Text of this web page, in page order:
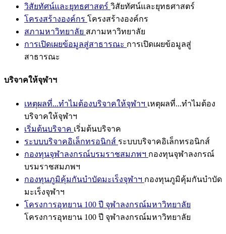
วิสัยทัศน์และยุทธศาสตร์ วิสัยทัศน์และยุทธศาสตร์
โครงสร้างองค์กร โครงสร้างองค์กร
สภามหาวิทยาลัย สภามหาวิทยาลัย
การเปิดเผยข้อมูลสู่สาธารณะ การเปิดเผยข้อมูลสู่
สาธารณะ
บริจาคให้จุฬาฯ
เหตุผลที่...ทำไมต้องบริจาคให้จุฬาฯ เหตุผลที่...ทำไมต้อง
บริจาคให้จุฬาฯ
เริ่มต้นบริจาค เริ่มต้นบริจาค
ระบบบริจาคอิเล็กทรอนิกส์ ระบบบริจาคอิเล็กทรอนิกส์
กองทุนจุฬาลงกรณ์บรมราชสมภพฯ กองทุนจุฬาลงกรณ์
บรมราชสมภพฯ
กองทุนภูมิคุ้มกันบำบัดมะเร็งจุฬาฯ กองทุนภูมิคุ้มกันบำบัด
มะเร็งจุฬาฯ
โครงการอุทยาน 100 ปี จุฬาลงกรณ์มหาวิทยาลัย
โครงการอุทยาน 100 ปี จุฬาลงกรณ์มหาวิทยาลัย